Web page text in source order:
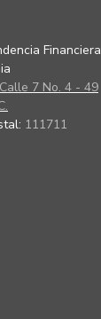
Financiera
Calle 7 No. 4 - 49
111711